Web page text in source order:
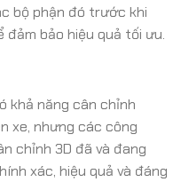
bộ phận đó trước khi
bảo hiệu quả tối ưu.
khả năng cân chỉnh
xe, nhưng các công
chỉnh 3D đã và đang
xác, hiệu quả và đáng